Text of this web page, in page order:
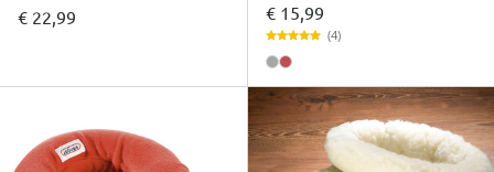
€ 22,99 € 15,99
(4)